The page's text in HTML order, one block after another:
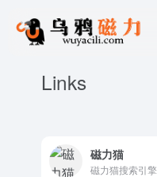
Links
磁力猫
磁力猫搜索引擎